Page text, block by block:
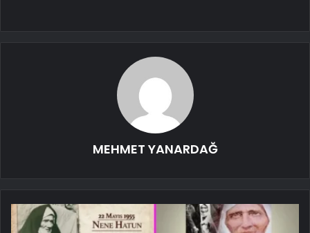
MEHMET YANARDAĞ